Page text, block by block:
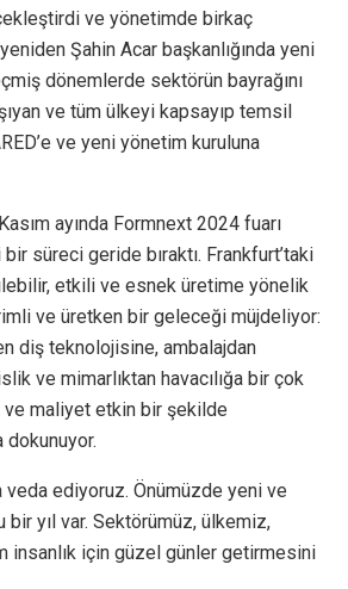
ve yönetimde birkaç
Şahin Acar başkanlığında yeni
dönemlerde sektörün bayrağını
ve tüm ülkeyi kapsayıp temsil
ve yeni yönetim kuruluna
ayında Formnext 2024 fuarı
süreci geride bıraktı. Frankfurt’taki
etkili ve esnek üretime yönelik
ve üretken bir geleceği müjdeliyor:
diş teknolojisine, ambalajdan
ve mimarlıktan havacılığa bir çok
ve maliyet etkin bir şekilde
dokunuyor.
veda ediyoruz. Önümüzde yeni ve
yıl var. Sektörümüz, ülkemiz,
insanlık için güzel günler getirmesini